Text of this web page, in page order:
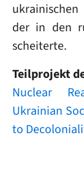
der in den
scheiterte.
Teilprojekt
Nuclear
Ukrainian
to